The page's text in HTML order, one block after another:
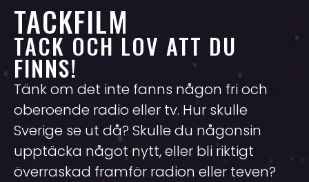
TACKFILM
TACK OCH LOV ATT DU
FINNS!
Tänk om det inte fanns någon fri och
oberoende radio eller tv. Hur skulle
Sverige se ut då? Skulle du någonsin
upptäcka något nytt, eller bli riktigt
överraskad framför radion eller teven?